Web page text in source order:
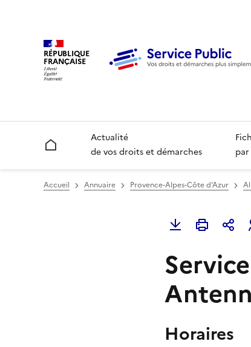
RÉPUBLIQUE
FRANÇAISE
Accueil
Actualité
de vos droits et démarches
Accueil Annuaire Provence-Alpes-Côte d'Azur
Horaires